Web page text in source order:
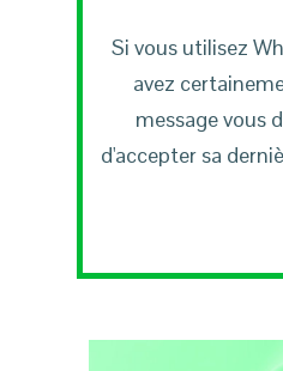
Si vous utilisez
avez
message vous
d'accepter sa